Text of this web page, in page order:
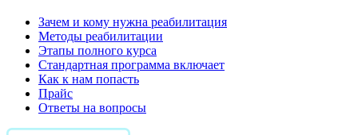
Зачем и кому нужна реабилитация
Методы реабилитации
Этапы полного курса
Стандартная программа включает
Как к нам попасть
Прайс
Ответы на вопросы